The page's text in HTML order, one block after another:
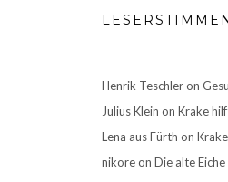
Henrik Teschleron
Julius Klein on Krake
Lena aus Fürth on
nikoreon Die alte